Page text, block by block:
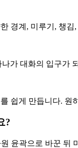
경계, 미루기, 챙
가 대화의 입구가
쉽게 만듭니다. 원
?
윤곽으로 바꾼 뒤